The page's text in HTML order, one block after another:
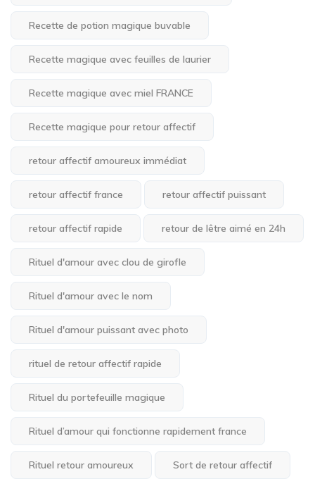
Recette de potion magique buvable
Recette magique avec feuilles de laurier
Recette magique avec miel FRANCE
Recette magique pour retour affectif
retour affectif amoureux immédiat
retour affectif france retour affectif puissant
retour affectif rapide retour de lêtre aimé en 24h
Rituel d'amour avec clou de girofle
Rituel d'amour avec le nom
Rituel d'amour puissant avec photo
rituel de retour affectif rapide
Rituel du portefeuille magique
Rituel d’amour qui fonctionne rapidement france
Rituel retour amoureux Sort de retour affectif